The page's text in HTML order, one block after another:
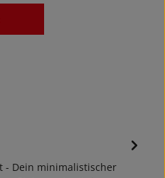
- Dein minimalistischer